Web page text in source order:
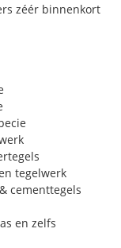
zéér binnenkort
tegelwerk
cementtegels
en zelfs